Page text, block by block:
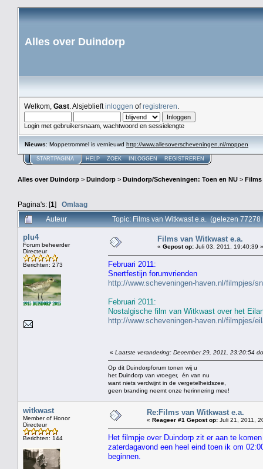
Alles over Duindorp
Welkom, Gast . Alsjeblieftinloggen ofregistreren
Login met gebruikersnaam, wachtwoord en sessielengte
Nieuws: Moppetrommel is vernieuwd http://www.allesoverscheveningen.nl/moppen
STARTPAGINA HELP ZOEK INLOGGEN REGISTREREN
Alles over Duindorp > Duindorp > Duindorp/Scheveningen: Toen en NU >
Pagina's: [1] Omlaag
Auteur
Topic: Films van Witkwast e.a. (gelezen 77278
plu4
Forum beheerder
Directeur
Berichten: 273
Films van Witkwast e.a.
« Gepost op: Juli 03, 2011, 19:40:39 »
Februari 2011:
Snertfestijn forumvrienden
http://www.scheveningen-haven.nl/filmpjes/
Februari 2011:
Nostalgische film van Witkwast over het
http://www.scheveningen-haven.nl/filmpjes/
« Laatste verandering: December 29, 2011, 23:20:54
Op dit Duindorpforum tonen wij u
het Duindorp van vroeger, én van nu
want niets verdwijnt in de vergetelheidszee,
geen branding neemt onze herinnering mee!
witkwast
Member of Honor
Directeur
Berichten: 144
Re:Films van Witkwast e.a.
« Reageer #1 Gepost op: Juli 21, 2011,
Het filmpje over Duindorp zit er aan te
zaterdagavond een heel eind toen ik om
beginnen.